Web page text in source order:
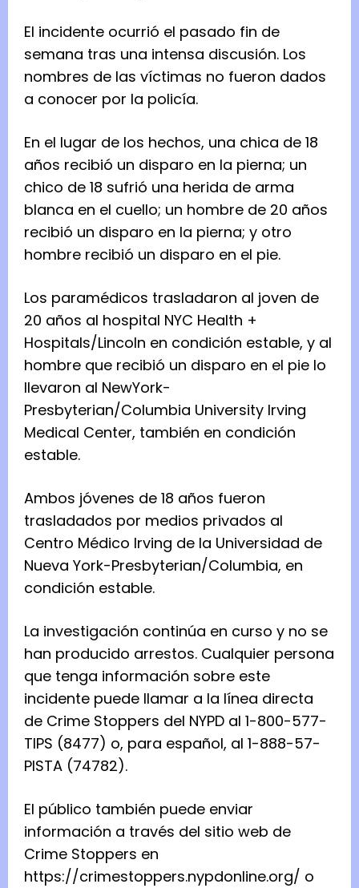
El incidente ocurrió el pasado fin de
semana tras una intensa discusión. Los
nombres de las víctimas no fueron dados
a conocer por la policía.
En el lugar de los hechos, una chica de 18
años recibió un disparo en la pierna; un
chico de 18 sufrió una herida de arma
blanca en el cuello; un hombre de 20 años
recibió un disparo en la pierna; y otro
hombre recibió un disparo en el pie.
Los paramédicos trasladaron al joven de
20 años al hospital NYC Health +
Hospitals/Lincoln en condición estable, y al
hombre que recibió un disparo en el pie lo
llevaron al NewYork-
Presbyterian/Columbia University Irving
Medical Center, también en condición
estable.
Ambos jóvenes de 18 años fueron
trasladados por medios privados al
Centro Médico Irving de la Universidad de
Nueva York-Presbyterian/Columbia, en
condición estable.
La investigación continúa en curso y no se
han producido arrestos. Cualquier persona
que tenga información sobre este
incidente puede llamar a la línea directa
de Crime Stoppers del NYPD al 1-800-577-
TIPS (8477) o, para español, al 1-888-57-
PISTA (74782).
El público también puede enviar
información a través del sitio web de
Crime Stoppers en
https://crimestoppers.nypdonline.org/ o